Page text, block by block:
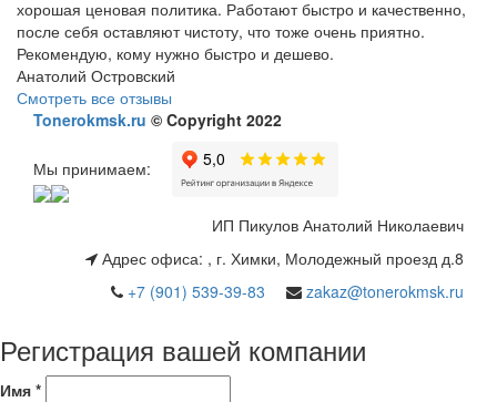
хорошая ценовая политика. Работают быстро и качественно,
после себя оставляют чистоту, что тоже очень приятно.
Рекомендую, кому нужно быстро и дешево.
Анатолий Островский
Смотреть все отзывы
Tonerokmsk.ru © Copyright 2022
Мы принимаем:
ИП Пикулов Анатолий Николаевич
Адрес офиса: , г. Химки, Молодежный проезд д.8
+7 (901) 539-39-83
zakaz@tonerokmsk.ru
Регистрация вашей компании
Имя *